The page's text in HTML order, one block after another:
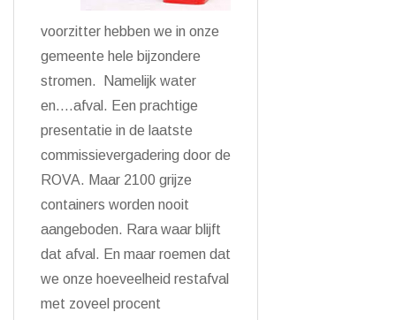
voorzitter hebben we in onze
gemeente hele bijzondere
stromen. Namelijk water
en….afval. Een prachtige
presentatie in de laatste
commissievergadering door de
ROVA. Maar 2100 grijze
containers worden nooit
aangeboden. Rara waar blijft
dat afval. En maar roemen dat
we onze hoeveelheid restafval
met zoveel procent